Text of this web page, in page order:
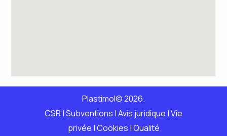
Plastimol© 2026.
CSR |Subventions |Avis juridique |Vie
privée |Cookies |Qualité